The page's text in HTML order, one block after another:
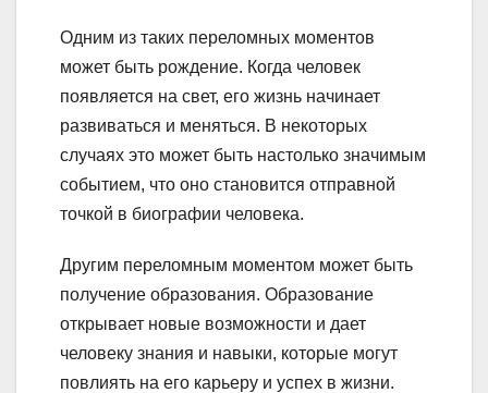
Одним из таких переломных моментов
может быть рождение. Когда человек
появляется на свет, его жизнь начинает
развиваться и меняться. В некоторых
случаях это может быть настолько значимым
событием, что оно становится отправной
точкой в биографии человека.
Другим переломным моментом может быть
получение образования. Образование
открывает новые возможности и дает
человеку знания и навыки, которые могут
повлиять на его карьеру и успех в жизни.